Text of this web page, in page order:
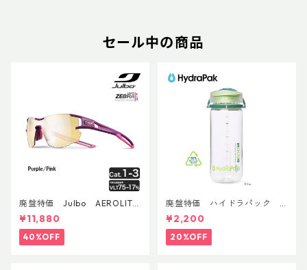
セール中の商品
廃盤特価 Julbo AEROLITE
AsianFit
¥11,880
40%OFF
廃盤特価 ハイドラパック
リーコン ツイスト＆シップ 50
0ml
¥2,200
20%OFF